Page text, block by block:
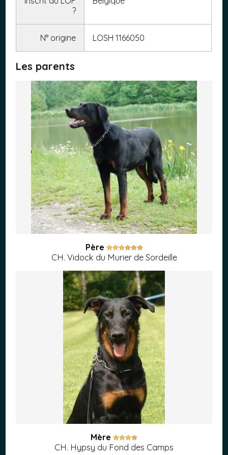
?
N° origine LOSH 1166050
Les parents
Père
CH. Vidock du Murier de Sordeille
Mère
CH. Hypsy du Fond des Camps